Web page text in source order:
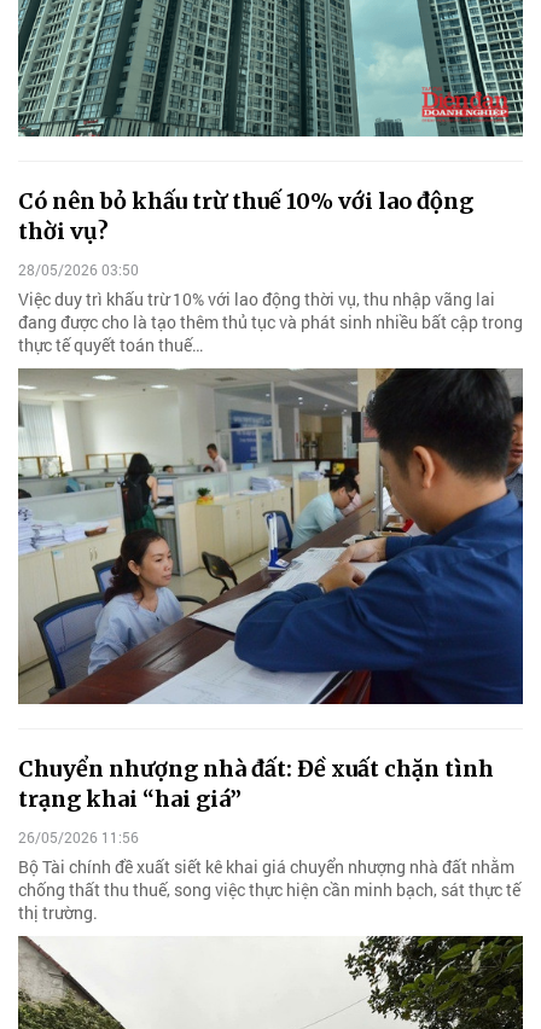
Có nên bỏ khấu trừ thuế 10% với lao động
thời vụ?
28/05/2026 03:50
Việc duy trì khấu trừ 10% với lao động thời vụ, thu nhập vãng lai
đang được cho là tạo thêm thủ tục và phát sinh nhiều bất cập trong
thực tế quyết toán thuế…
Chuyển nhượng nhà đất: Đề xuất chặn tình
trạng khai “hai giá”
26/05/2026 11:56
Bộ Tài chính đề xuất siết kê khai giá chuyển nhượng nhà đất nhằm
chống thất thu thuế, song việc thực hiện cần minh bạch, sát thực tế
thị trường.